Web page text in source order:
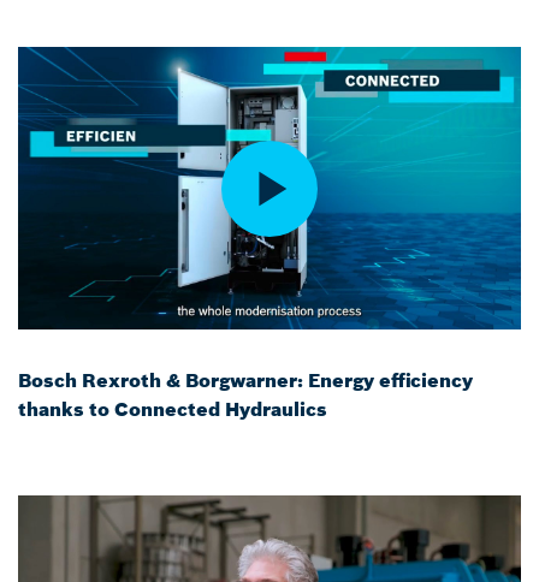
Bosch Rexroth & Borgwarner: Energy efficiency
thanks to Connected Hydraulics